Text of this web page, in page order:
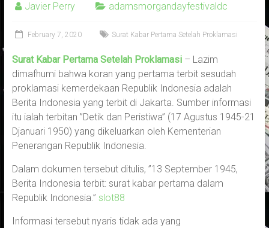
Javier Perry adamsmorgandayfestivaldc
February 7, 2020 Surat Kabar Pertama Setelah Proklamasi
Surat Kabar Pertama Setelah Proklamasi– Lazim
dimafhumi bahwa koran yang pertama terbit sesudah
proklamasi kemerdekaan Republik Indonesia adalah
Berita Indonesia yang terbit di Jakarta. Sumber informasi
itu ialah terbitan ”Detik dan Peristiwa” (17 Agustus 1945-21
Djanuari 1950) yang dikeluarkan oleh Kementerian
Penerangan Republik Indonesia.
Dalam dokumen tersebut ditulis, ”13 September 1945,
Berita Indonesia terbit: surat kabar pertama dalam
Republik Indonesia.” slot88
Informasi tersebut nyaris tidak ada yang